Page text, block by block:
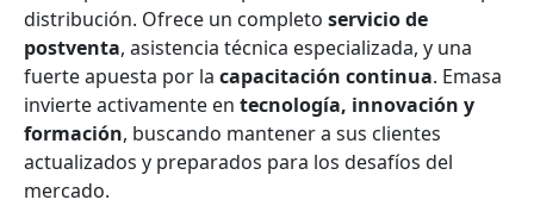
distribución. Ofrece un completo servicio de
postventa, asistencia técnica especializada, y una
fuerte apuesta por la capacitación continua. Emasa
invierte activamente en tecnología, innovación y
formación, buscando mantener a sus clientes
actualizados y preparados para los desafíos del
mercado.